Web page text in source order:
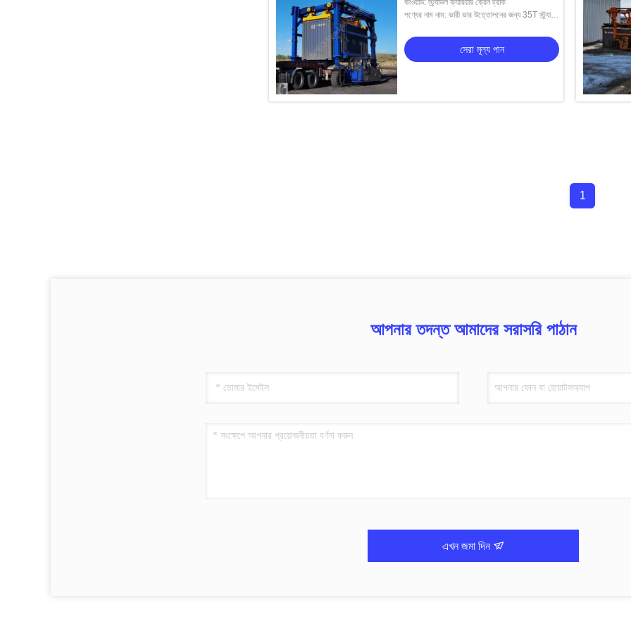
কীওয়ার্ড: স্ট্র্যাডল ক্যারিয়ার ক্রেন ট্রাক
পণ্যের নাম নাম: ভারী ভার উত্তোলনের জন্য 35T স্ট্র্যাডল
সেরা মূল্য পান
1
আপনার তদন্ত আমাদের সরাসরি পাঠান
এখন জমা দিন